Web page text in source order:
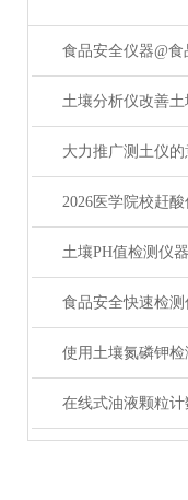
土壤分析仪改善
大力推广测土仪的
2026医学院校赶